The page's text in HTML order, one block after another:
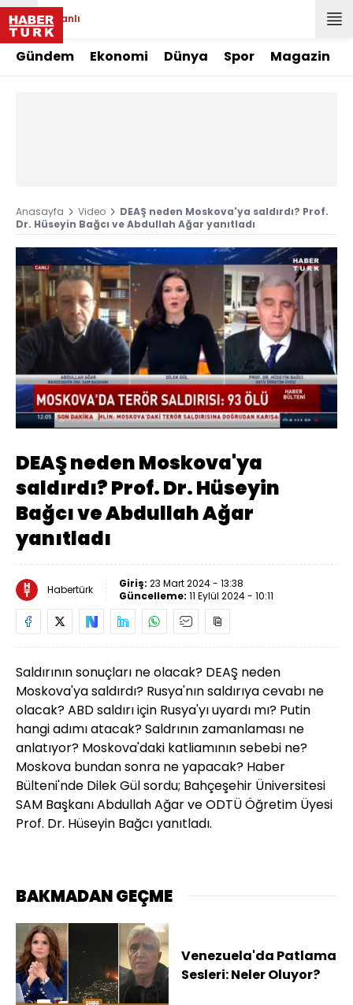
Canlı
Gündem Ekonomi Dünya Spor Magazin
Anasayfa Video
DEAŞ neden Moskova'ya saldırdı? Prof.
Dr. Hüseyin Bağcı ve Abdullah Ağar yanıtladı
Sesi
Aç
Yüklendi:
1.77%
Oynatma
Hızı
DEAŞ neden Moskova'ya
saldırdı? Prof. Dr. Hüseyin
Bağcı ve Abdullah Ağar
yanıtladı
Habertürk Giriş: 23 Mart 2024 - 13:38
Güncelleme: 11 Eylül 2024 - 10:11
Saldırının sonuçları ne olacak? DEAŞ neden
Moskova'ya saldırdı? Rusya'nın saldırıya cevabı ne
olacak? ABD saldırı için Rusya'yı uyardı mı? Putin
hangi adımı atacak? Saldrının zamanlaması ne
anlatıyor? Moskova'daki katliamının sebebi ne?
Moskova bundan sonra ne yapacak? Haber
Bülteni'nde Dilek Gül sordu; Bahçeşehir Üniversitesi
SAM Başkanı Abdullah Ağar ve ODTÜ Öğretim Üyesi
Prof. Dr. Hüseyin Bağcı yanıtladı.
BAKMADAN GEÇME
Venezuela'da Patlama
Sesleri: Neler Oluyor?